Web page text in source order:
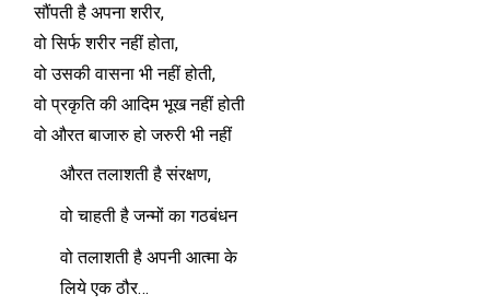
सौंपती है अपना शरीर,
वो सिर्फ शरीर नहीं होता,
वो उसकी वासना भी नहीं होती,
वो प्रकृति की आदिम भूख नहीं होती
वो औरत बाजारु हो जरुरी भी नहीं
औरत तलाशती है संरक्षण,
वो चाहती है जन्मों का गठबंधन
वो तलाशती है अपनी आत्मा के
लिये एक ठौर…